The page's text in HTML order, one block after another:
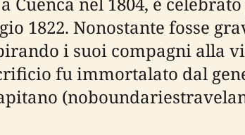
1822. Nonostante fosse
i suoi compagni alla
fu immortalato dal